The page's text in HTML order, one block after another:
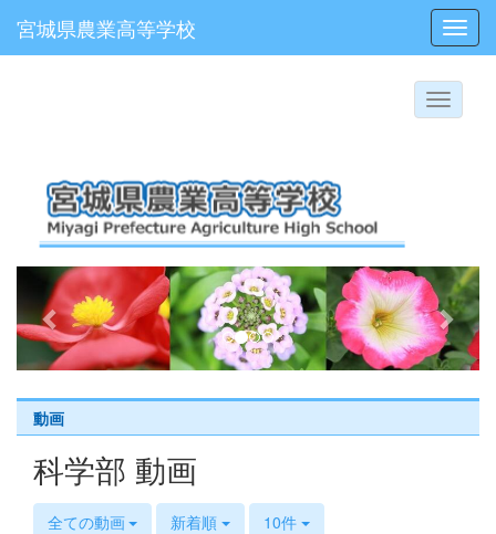
宮城県農業高等学校
p
r
e
v
i
o
u
s
n
e
x
t
動画
科学部 動画
全ての動画 新着順 10件